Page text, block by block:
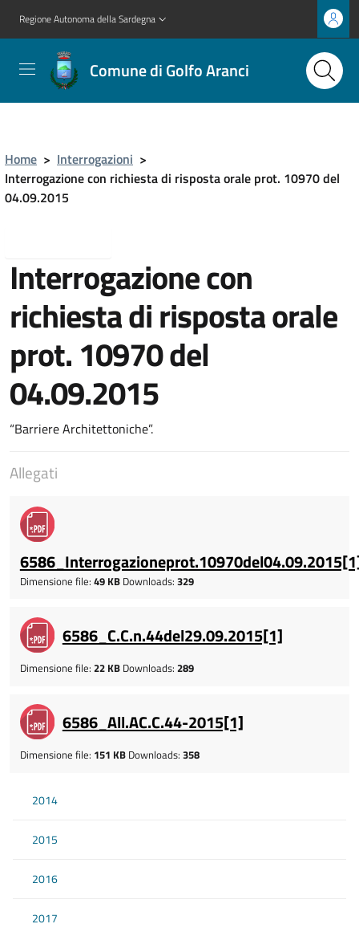
Regione Autonoma della Sardegna
Comune di Golfo Aranci
Home > Interrogazioni >
Interrogazione con richiesta di risposta orale prot. 10970 del
04.09.2015
Interrogazione con
richiesta di risposta orale
prot. 10970 del
04.09.2015
“Barriere Architettoniche”.
Allegati
Dimensione file: 49 KB Downloads: 329
6586_C.C.n.44del29.09.2015[1]
Dimensione file: 22 KB Downloads: 289
6586_All.AC.C.44-2015[1]
Dimensione file: 151 KB Downloads: 358
2014
2015
2016
2017